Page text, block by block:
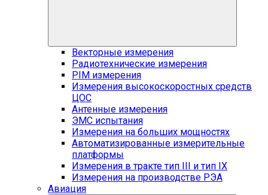
Векторные измерения
Радиотехнические измерения
PIM измерения
Измерения высокоскоростных средств
ЦОС
Антенные измерения
ЭМС испытания
Измерения на больших мощностях
Автоматизированные измерительные
платформы
Измерения в тракте тип III и тип IX
Измерения на производстве РЭА
Авиация